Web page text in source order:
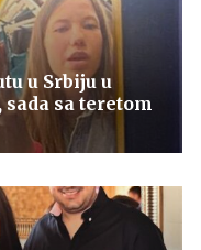
u Srbiju u
sa teretom